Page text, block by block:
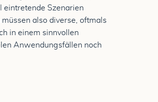
eintretende Szenarien
also diverse, oftmals
in einem sinnvollen
Anwendungsfällen noch